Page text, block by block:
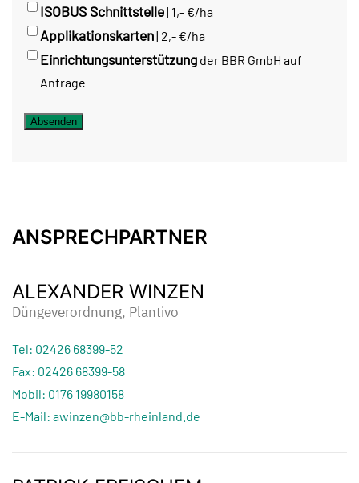
ISOBUS Schnittstelle | 1,- €/ha
Applikationskarten | 2,- €/ha
Einrichtungsunterstützung der BBR GmbH auf
Anfrage
ANSPRECHPARTNER
ALEXANDER WINZEN
Düngeverordnung, Plantivo
Tel: 02426 68399-52
Fax: 02426 68399-58
Mobil: 0176 19980158
E-Mail: awinzen@bb-rheinland.de